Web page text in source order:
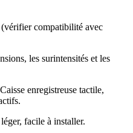
compatibilité avec
les surintensités et les
enregistreuse tactile,
facile à installer.